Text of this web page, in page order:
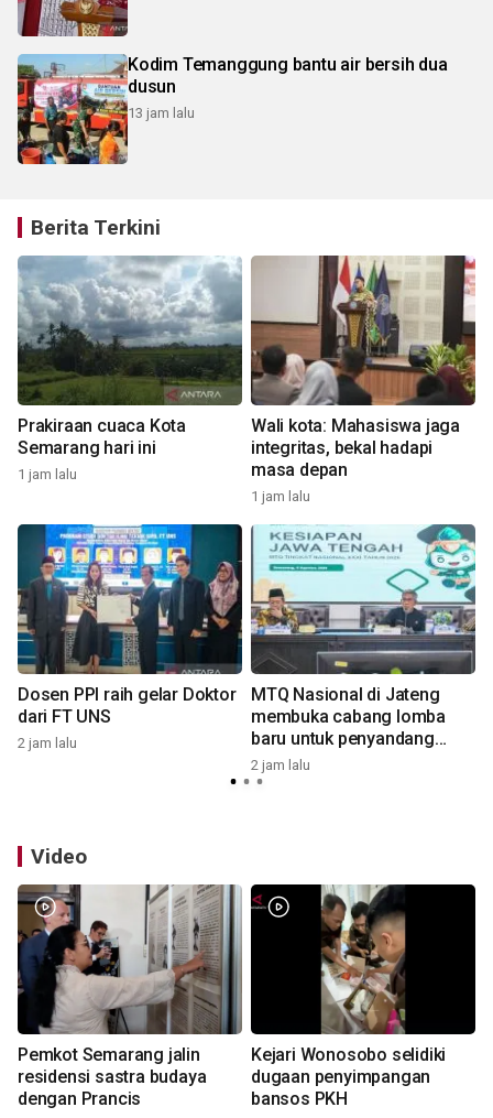
Kodim Temanggung bantu air bersih dua
dusun
13 jam lalu
Berita Terkini
Prakiraan cuaca Kota
Semarang hari ini
1 jam lalu
Wali kota: Mahasiswa jaga
integritas, bekal hadapi
masa depan
1 jam lalu
Dosen PPI raih gelar Doktor
dari FT UNS
2 jam lalu
MTQ Nasional di Jateng
membuka cabang lomba
baru untuk penyandang
disabilitas
2 jam lalu
Video
Pemkot Semarang jalin
residensi sastra budaya
dengan Prancis
Kejari Wonosobo selidiki
dugaan penyimpangan
bansos PKH